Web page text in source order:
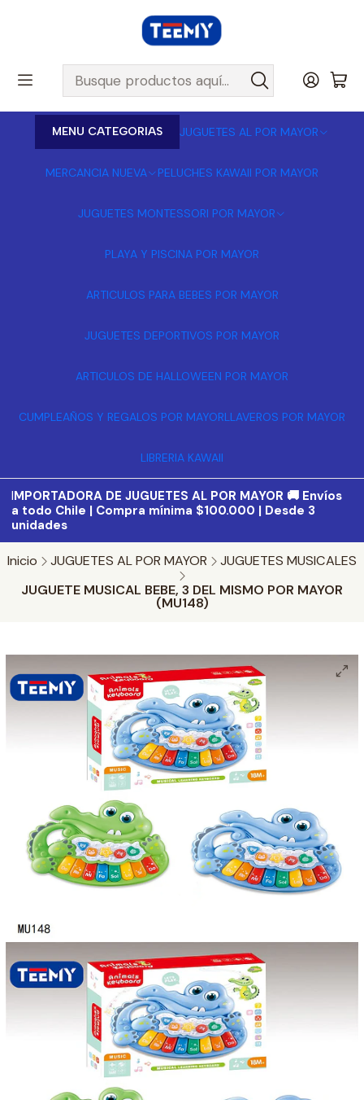
MENU CATEGORIAS JUGUETES AL POR MAYOR
MERCANCIA NUEVA PELUCHES KAWAII POR MAYOR
JUGUETES MONTESSORI POR MAYOR
PLAYA Y PISCINA POR MAYOR
ARTICULOS PARA BEBES POR MAYOR
JUGUETES DEPORTIVOS POR MAYOR
ARTICULOS DE HALLOWEEN POR MAYOR
CUMPLEAÑOS Y REGALOS POR MAYORLLAVEROS POR MAYOR
LIBRERIA KAWAII
IMPORTADORA DE JUGUETES AL POR MAYOR 🚚 Envíos
a todo Chile | Compra mínima $100.000 | Desde 3
unidades
Inicio JUGUETES AL POR MAYOR
JUGUETES MUSICALES
JUGUETE MUSICAL BEBE, 3 DEL MISMO POR MAYOR
(MU148)